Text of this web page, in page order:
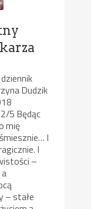
Dudzik
5 Będąc
mię
I
I
–
– stałe